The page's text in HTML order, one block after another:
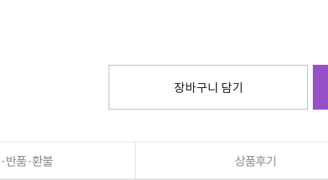
장바구니 담기
반품·환불 상품후기